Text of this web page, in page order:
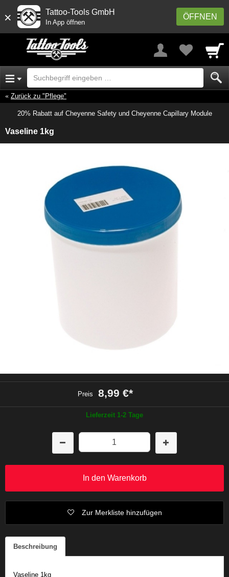
× ÖFFNEN
Tattoo-Tools GmbH
In App öffnen
Zurück zu "Pflege"
20% Rabatt auf Cheyenne Safety und Cheyenne Capillary Module
Vaseline 1kg
Preis 8,99 €*
Lieferzeit 1-2 Tage
In den Warenkorb
Zur Merkliste hinzufügen
Beschreibung
Vaseline 1kg